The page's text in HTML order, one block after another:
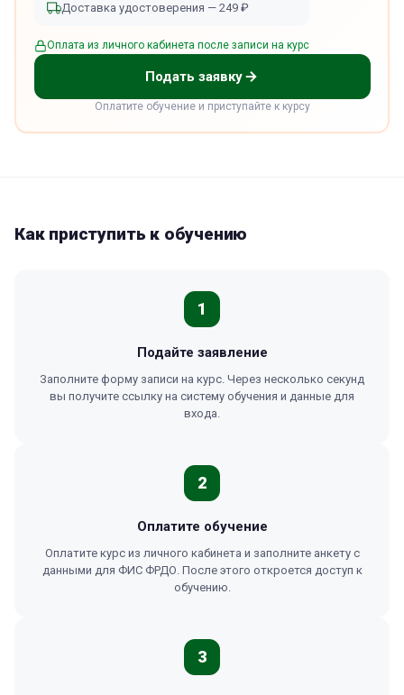
Доставка удостоверения — 249 ₽
Оплата из личного кабинета после записи на курс
Подать заявку
Оплатите обучение и приступайте к курсу
Как приступить к обучению
1
Подайте заявление
Заполните форму записи на курс. Через несколько секунд
вы получите ссылку на систему обучения и данные для
входа.
2
Оплатите обучение
Оплатите курс из личного кабинета и заполните анкету с
данными для ФИС ФРДО. После этого откроется доступ к
обучению.
3